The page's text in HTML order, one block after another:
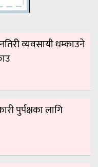
व्यवसायी धम्काउने
पुर्पक्षका लागि